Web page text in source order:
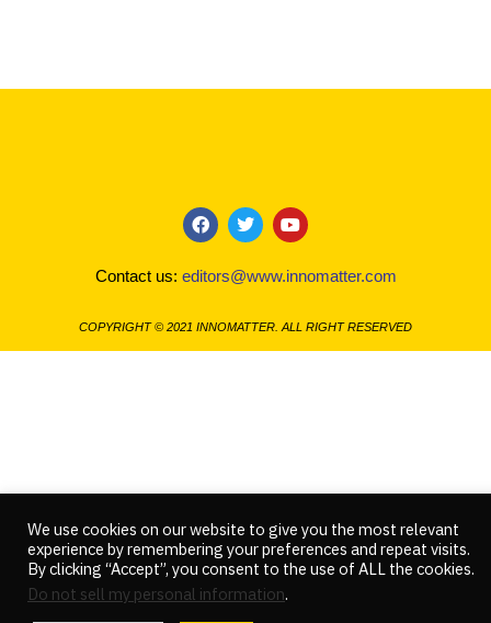
F
c
e
o
o
k
T
i
t
e
r
Y
u
t
b
e
Contact us: editors@www.innomatter.com
COPYRIGHT © 2021 INNOMATTER. ALL RIGHT RESERVED
We use cookies on our website to give you the most relevant
experience by remembering your preferences and repeat visits.
By clicking “Accept”, you consent to the use of ALL the cookies.
Do not sell my personal information.